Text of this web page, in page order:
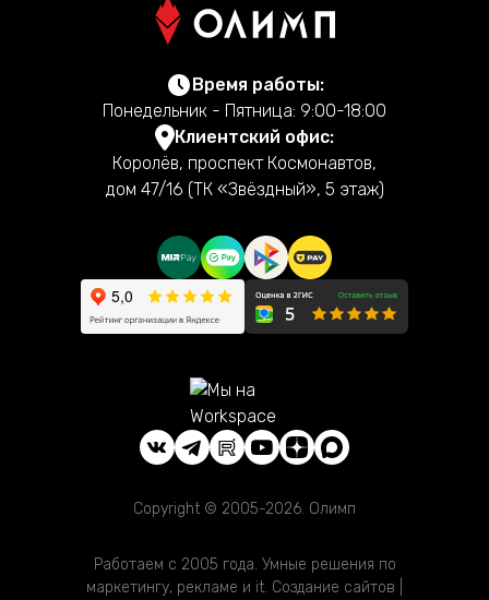
Время работы:
Понедельник - Пятница: 9:00-18:00
Клиентский офис:
Королёв, проспект Космонавтов,
дом 47/16 (ТК «Звёздный», 5 этаж)
Copyright © 2005-2026. Олимп
Работаем с 2005 года. Умные решения по
маркетингу, рекламе и it. Создание сайтов |